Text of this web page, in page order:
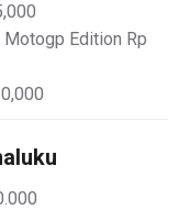
Motogp Edition Rp